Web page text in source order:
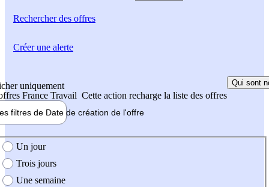
Rechercherdes offres
uniquement
France Travail Cette action recharge la liste des offres
Qui sont
filtres de Date de création de l'offre
création de l'offre
Un jour
Trois jours
Une semaine
Créer une alerte